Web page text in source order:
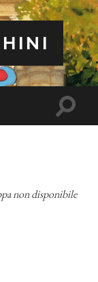
Attiva/
non disponibile